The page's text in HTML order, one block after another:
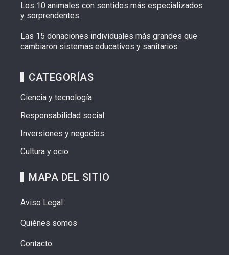
Los 10 animales con sentidos más especializados
y sorprendentes
Las 15 donaciones individuales más grandes que
cambiaron sistemas educativos y sanitarios
CATEGORÍAS
Ciencia y tecnología
Responsabilidad social
Inversiones y negocios
Cultura y ocio
MAPA DEL SITIO
Aviso Legal
Quiénes somos
Contacto